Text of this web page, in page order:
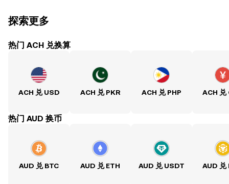
探索更多
热门 ACH 兑换算
ACH 兑 USD ACH 兑 PKR ACH 兑 PHP ACH 兑
热门 AUD 换币
AUD 兑 BTC AUD 兑 ETH AUD 兑 USDT AUD 兑